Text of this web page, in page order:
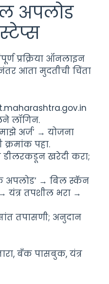
अपलोड
प्रक्रिया ऑनलाइन
आता मुदतीची चिंता
लॉगिन.
अर्ज’ → योजना
क्रमांक पहा.
डीलरकडून खरेदी करा;
अपलोड’ → बिल स्कॅन
→ यंत्र तपशील भरा →
तपासणी; अनुदान
बँक पासबुक, यंत्र